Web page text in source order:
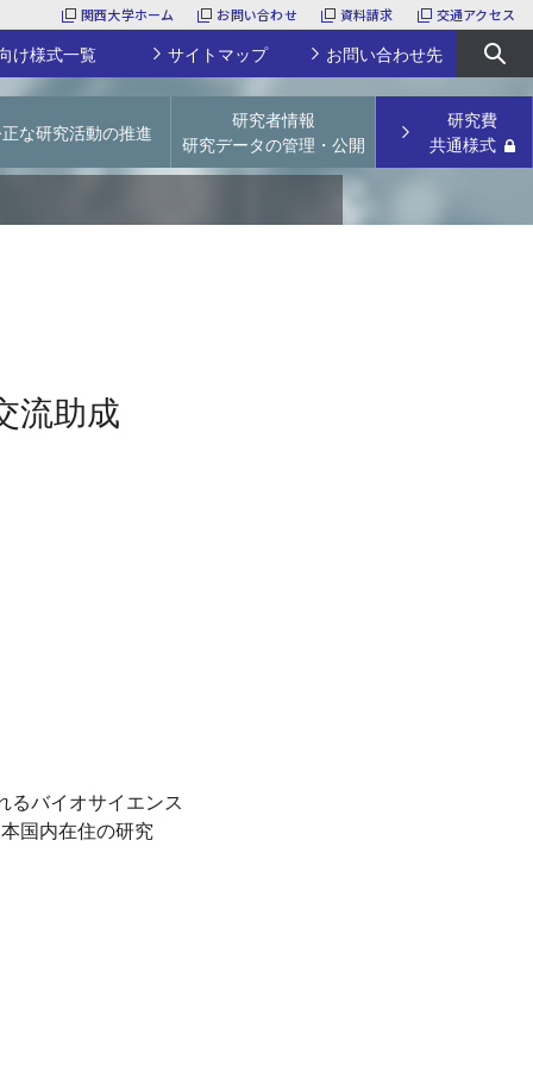
関西大学ホーム お問い合わせ 資料請求 交通アクセス
け様式一覧 サイトマップ お問い合わせ先
URA
究支援経費・補助費
採択実績
様式一覧
関西大学特別任用研究員
な研究活動の推進
研究活動上の不正行為防止
研究者情報
研究データの管理・公開
学術リポジトリ
研究費
共通様式
助成
バイオサイエンス
国内在住の研究
）